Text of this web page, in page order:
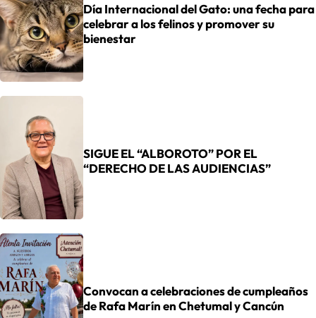
Día Internacional del Gato: una fecha para
celebrar a los felinos y promover su
bienestar
SIGUE EL “ALBOROTO” POR EL
“DERECHO DE LAS AUDIENCIAS”
Convocan a celebraciones de cumpleaños
de Rafa Marín en Chetumal y Cancún